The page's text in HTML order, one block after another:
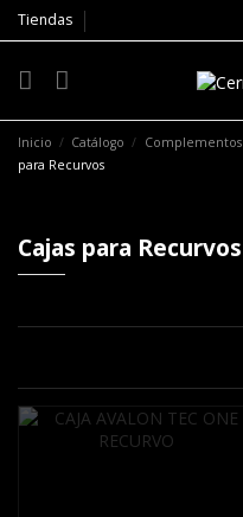
Tiendas
Inicio Catálogo Complementos
para Recurvos
Cajas para Recurvos